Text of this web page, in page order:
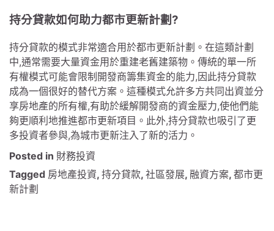
持分貸款如何助力都市更新計劃?
持分貸款的模式非常適合用於都市更新計劃。在這類計劃
中,通常需要大量資金用於重建老舊建築物。傳統的單一所
有權模式可能會限制開發商籌集資金的能力,因此持分貸款
成為一個很好的替代方案。這種模式允許多方共同出資並分
享房地產的所有權,有助於緩解開發商的資金壓力,使他們能
夠更順利地推進都市更新項目。此外,持分貸款也吸引了更
多投資者參與,為城市更新注入了新的活力。
Posted in 財務投資
Tagged 房地產投資, 持分貸款, 社區發展, 融資方案, 都市更
新計劃